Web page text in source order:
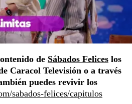
de Sábados Felices los
Caracol Televisión o a través
puedes revivir los
sabados-felices/capitulos